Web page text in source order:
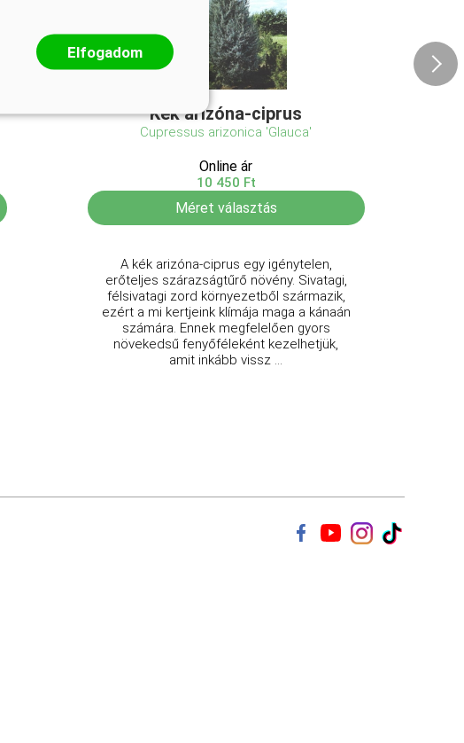
Kék arizóna-ciprus
Cupressus arizonica 'Glauca'
Online ár
10 450 Ft
Méret választás
A kék arizóna-ciprus egy igénytelen,
erőteljes szárazságtűrő növény. Sivatagi,
félsivatagi zord környezetből származik,
ezért a mi kertjeink klímája maga a kánaán
számára. Ennek megfelelően gyors
növekedsű fenyőféleként kezelhetjük,
amit inkább vissz ...
Elfogadom